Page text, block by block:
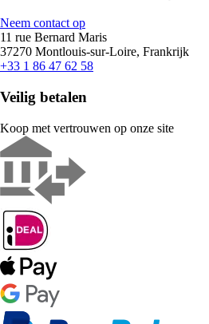
Neem contact op
11 rue Bernard Maris
37270 Montlouis-sur-Loire, Frankrijk
+33 1 86 47 62 58
Veilig betalen
Koop met vertrouwen op onze site